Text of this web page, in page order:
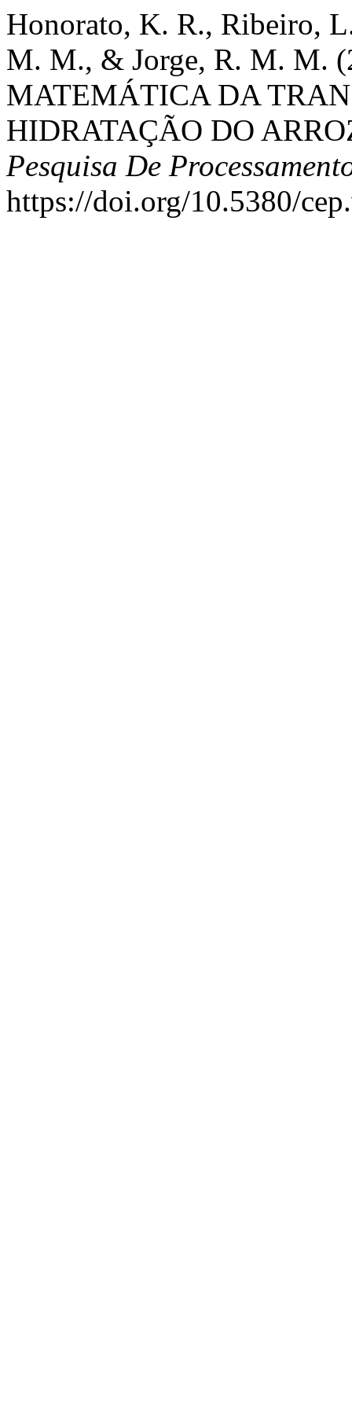
Honorato, K. R., Ribeiro,
M. M., & Jorge, R. M. M.
MATEMÁTICA DA
HIDRATAÇÃO DO
Pesquisa De
https://doi.org/10.5380/